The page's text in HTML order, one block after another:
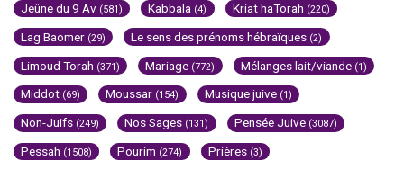
Jeûne du 9 Av (581) Kabbala (4) Kriat haTorah (220)
Lag Baomer (29) Le sens des prénoms hébraïques (2)
Limoud Torah (371) Mariage (772) Mélanges lait/viande (1)
Middot (69) Moussar (154) Musique juive (1)
Non-Juifs (249) Nos Sages (131) Pensée Juive (3087)
Pessah (1508) Pourim (274) Prières (3)